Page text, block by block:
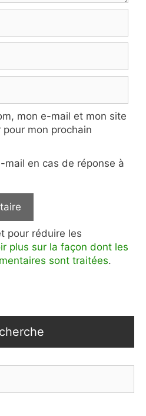
mon e-mail et mon site
mon prochain
mail en cas de réponse à
pour réduire les
plus sur la façon dont les
sont traitées.